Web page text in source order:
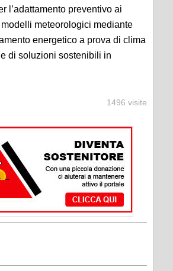
l’adattamento preventivo ai
meteorologici mediante
energetico a prova di clima
di soluzioni sostenibili in
1496 visite